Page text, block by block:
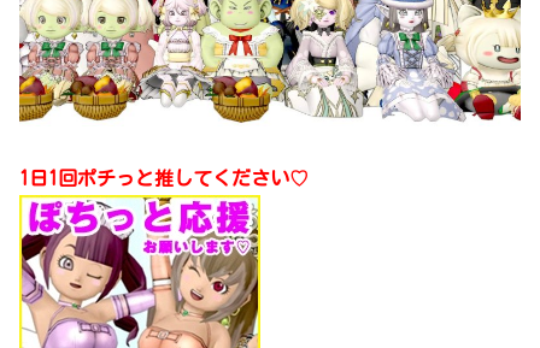
1日1回ポチっと推してください♡